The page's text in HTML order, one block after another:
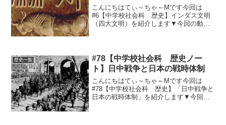
こんにちはてぃ～ちゃ～Mです今回は
#6【中学校社会科 歴史】インダス文明
（四大文明）を紹介します▼今回の動画
インダス文字（象形文字）...
歴史一覧
#78【中学校社会科 歴史ノー
ト】日中戦争と日本の戦時体制
こんにちはてぃ～ちゃ～Mです今回は
#78【中学校社会科 歴史】「日中戦争と
日本の戦時体制」を紹介します▼今回の